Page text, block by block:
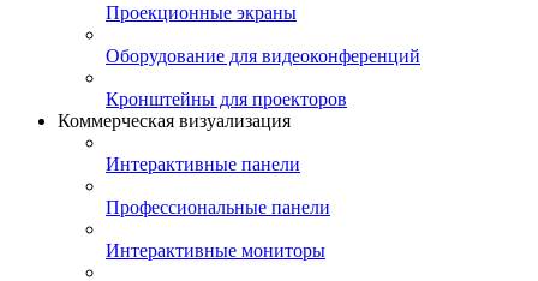
Проекционные экраны
Оборудование для видеоконференций
Кронштейны для проекторов
Коммерческая визуализация
Интерактивные панели
Профессиональные панели
Интерактивные мониторы